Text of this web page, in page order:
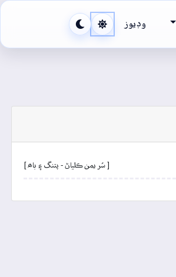
وڊيوز
[ سُر يمن ڪلياڻ - پتنگ ۽ باھ ]